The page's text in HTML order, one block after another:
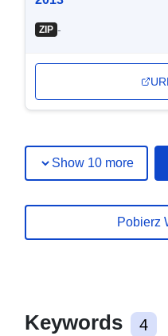
ZIP -
Show 10 more
Pobierz
Keywords 4